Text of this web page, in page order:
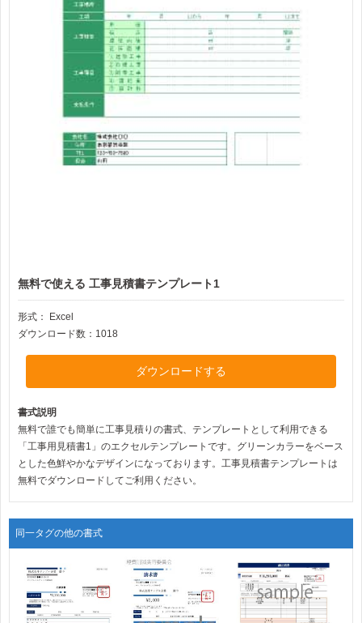
無料で使える 工事見積書テンプレート1
形式：
Excel
ダウンロード数：1018
ダウンロードする
書式説明
無料で誰でも簡単に工事見積りの書式、テンプレートとして利用できる
「工事用見積書1」のエクセルテンプレートです。グリーンカラーをベース
とした色鮮やかなデザインになっております。工事見積書テンプレートは
無料でダウンロードしてご利用ください。
同一タグの他の書式